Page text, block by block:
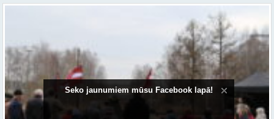
Seko jaunumiem mūsu Facebook lapā!